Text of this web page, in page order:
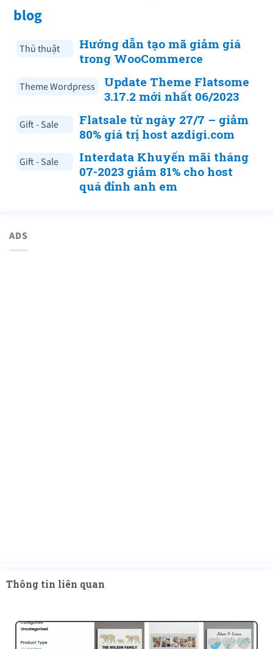
blog
Thủ thuật
Hướng dẫn tạo mã giảm giá
trong WooCommerce
Theme Wordpress
Update Theme Flatsome
3.17.2 mới nhất 06/2023
Gift - Sale
Flatsale từ ngày 27/7 – giảm
80% giá trị host azdigi.com
Gift - Sale
Interdata Khuyến mãi tháng
07-2023 giảm 81% cho host
quá đỉnh anh em
ADS
Thông tin liên quan